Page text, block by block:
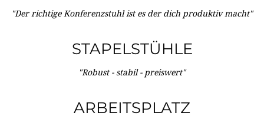
"Der richtige Konferenzstuhl ist es der dich produktiv macht"
STAPELSTÜHLE
"Robust - stabil - preiswert"
ARBEITSPLATZ